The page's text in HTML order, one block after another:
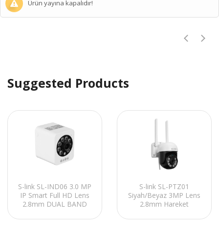
Ürün yayına kapalıdır!
Suggested Products
S-link SL-IND06 3.0 MP
IP Smart Full HD Lens
2.8mm DUAL BAND
Type-C Güvenlik Bebek
S-link SL-PTZ01
Siyah/Beyaz 3MP Lens
2.8mm Hareket
Dome TF Kart Dual